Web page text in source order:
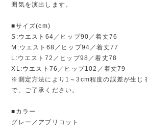
囲気を演出します。
■サイズ(cm)
S:ウエスト64／ヒップ90／着丈76
M:ウエスト68／ヒップ94／着丈77
L:ウエスト72／ヒップ98／着丈78
XL:ウエスト76／ヒップ102／着丈79
※測定方法により1～3cm程度の誤差が生じ
で、ご了承ください。
■カラー
グレー／アプリコット